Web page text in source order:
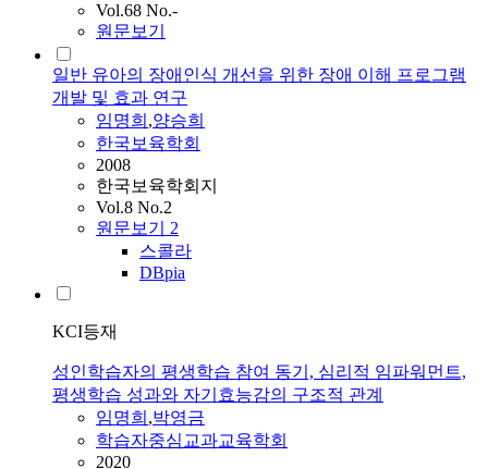
Vol.68 No.-
원문보기
일반 유아의 장애인식 개선을 위한 장애 이해 프로그램
개발 및 효과 연구
임명희 ,양승희
한국보육학회
2008
한국보육학회지
Vol.8 No.2
원문보기 2
스콜라
DBpia
KCI등재
성인학습자의 평생학습 참여 동기, 심리적 임파워먼트,
평생학습 성과와 자기효능감의 구조적 관계
임명희 ,박영금
학습자중심교과교육학회
2020